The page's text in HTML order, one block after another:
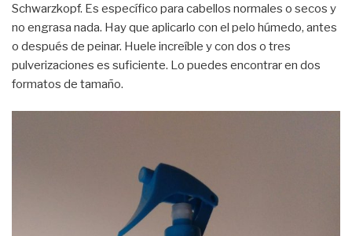
Schwarzkopf. Es específico para cabellos normales o secos y
no engrasa nada. Hay que aplicarlo con el pelo húmedo, antes
o después de peinar. Huele increíble y con dos o tres
pulverizaciones es suficiente. Lo puedes encontrar en dos
formatos de tamaño.